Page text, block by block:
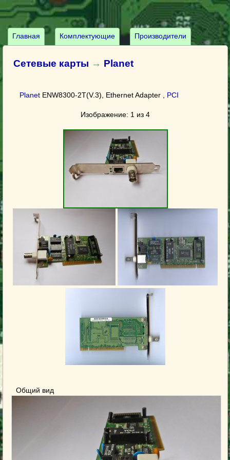
Главная Комплектующие Производители
Сетевые карты → Planet
Planet ENW8300-2T(V.3), Ethernet Adapter , PCI
Изображение: 1 из 4
Общий вид